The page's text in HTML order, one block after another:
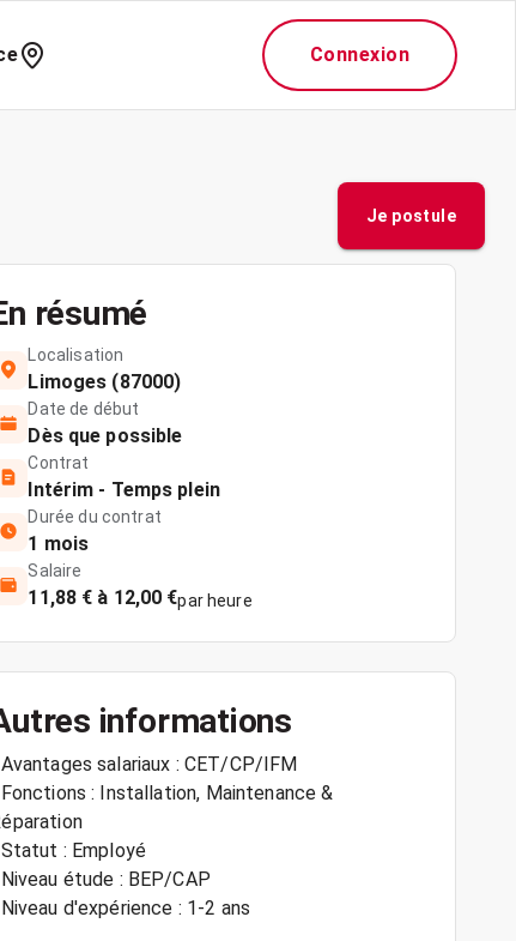
Connexion
Je postule
résumé
Localisation
Limoges (87000)
Date de début
Dès que possible
Contrat
Intérim - Temps plein
Durée du contrat
1 mois
Salaire
11,88 € à 12,00 €par heure
informations
Avantages salariaux : CET/CP/IFM
Fonctions : Installation, Maintenance &
Statut : Employé
Niveau étude : BEP/CAP
Niveau d'expérience : 1-2 ans